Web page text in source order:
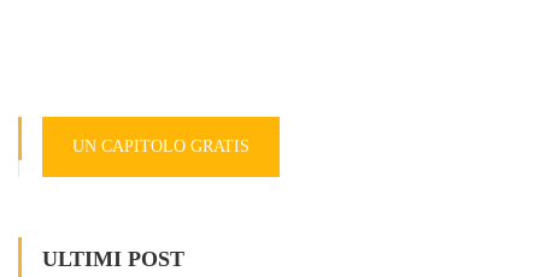
UN CAPITOLO GRATIS
ULTIMI POST